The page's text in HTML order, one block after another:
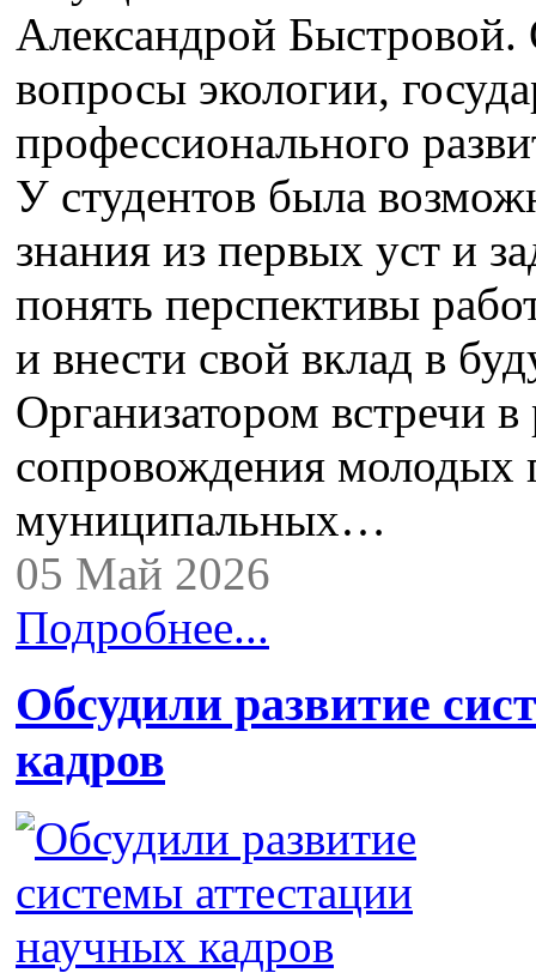
Александрой
вопросы экологии,
профессионального
У студентов была
знания из первых уст и
понять перспективы
и внести свой вклад в
Организатором встречи
сопровождения молодых
муниципальных…
05 Май 2026
Подробнее...
Обсудили развитие
кадров